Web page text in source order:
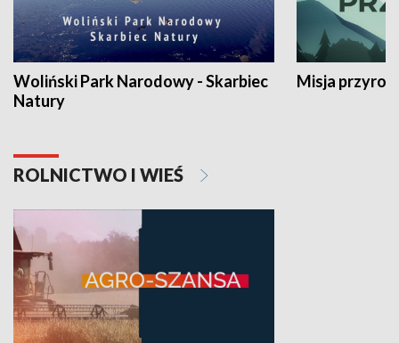
Woliński Park Narodowy - Skarbiec
Natury
Misja
ROLNICTWO I WIEŚ